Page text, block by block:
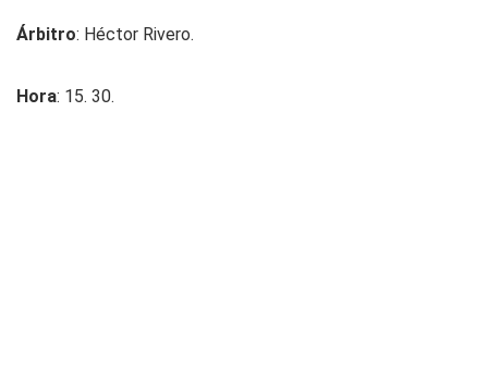
Árbitro: Héctor Rivero.
Hora: 15. 30.